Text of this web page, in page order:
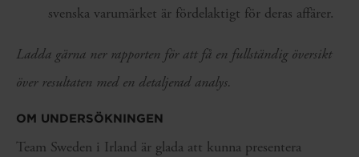
svenska varumärket är fördelaktigt för deras affärer.
Ladda gärna ner rapporten för att få en fullständig översikt
över resultaten med en detaljerad analys.
OM UNDERSÖKNINGEN
Team Sweden i Irland är glada att kunna presentera